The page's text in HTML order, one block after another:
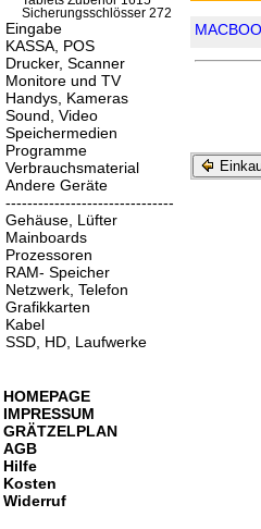
Sicherungsschlösser 272
Eingabe
KASSA, POS
Drucker, Scanner
Monitore und TV
Handys, Kameras
Sound, Video
Speichermedien
Programme
Verbrauchsmaterial
Andere Geräte
-------------------------------
Gehäuse, Lüfter
Mainboards
Prozessoren
RAM- Speicher
Netzwerk, Telefon
Grafikkarten
Kabel
SSD, HD, Laufwerke
HOMEPAGE
IMPRESSUM
GRÄTZELPLAN
AGB
Hilfe
Kosten
Widerruf